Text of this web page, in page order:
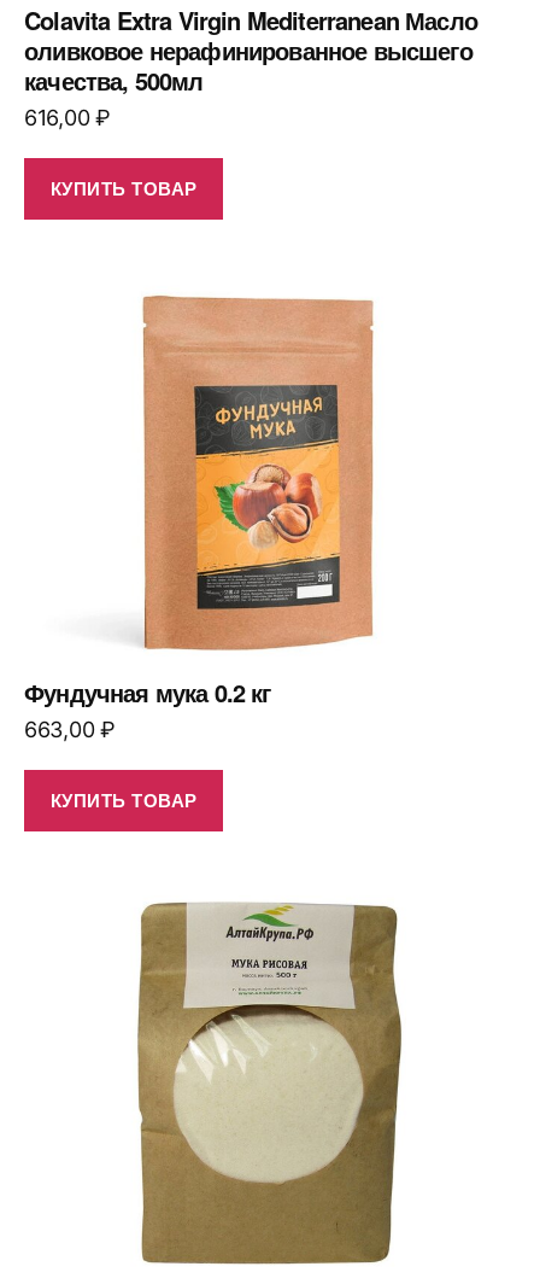
Colavita Extra Virgin Mediterranean Масло
оливковое нерафинированное высшего
качества, 500мл
616,00₽
КУПИТЬ ТОВАР
Фундучная мука 0.2 кг
663,00₽
КУПИТЬ ТОВАР